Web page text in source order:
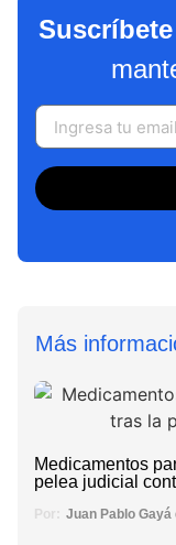
Más
Medicamentos
pelea judicial
Por: Juan Pablo Gayá